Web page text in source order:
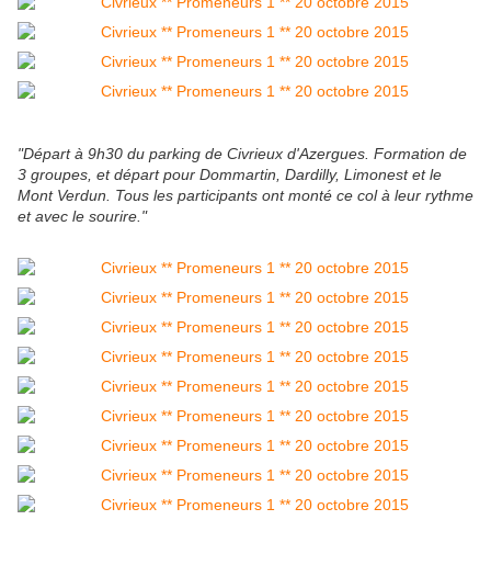
"Départ à 9h30 du parking de Civrieux d'Azergues. Formation de
3 groupes, et départ pour Dommartin, Dardilly, Limonest et le
Mont Verdun. Tous les participants ont monté ce col à leur rythme
et avec le sourire."